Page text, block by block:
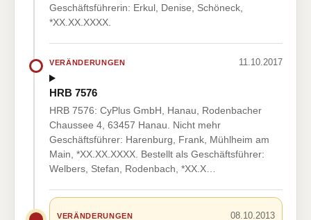
Geschäftsführerin: Erkul, Denise, Schöneck,
*XX.XX.XXXX.
VERÄNDERUNGEN 11.10.2017
HRB 7576
HRB 7576: CyPlus GmbH, Hanau, Rodenbacher
Chaussee 4, 63457 Hanau. Nicht mehr
Geschäftsführer: Harenburg, Frank, Mühlheim am
Main, *XX.XX.XXXX. Bestellt als Geschäftsführer:
Welbers, Stefan, Rodenbach, *XX.X…
VERÄNDERUNGEN 08.10.2013